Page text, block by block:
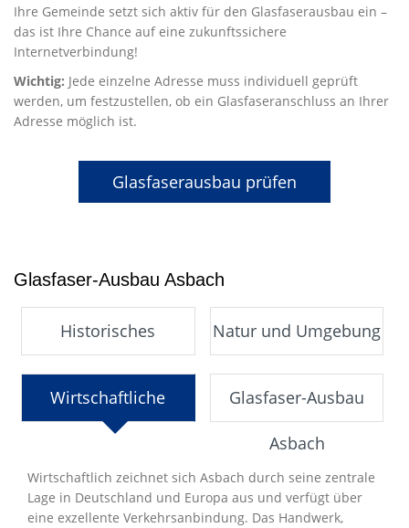
Ihre Gemeinde setzt sich aktiv für den Glasfaserausbau ein –
das ist Ihre Chance auf eine zukunftssichere
Internetverbindung!
Wichtig: Jede einzelne Adresse muss individuell geprüft
werden, um festzustellen, ob ein Glasfaseranschluss an Ihrer
Adresse möglich ist.
Glasfaserausbau prüfen
Glasfaser-Ausbau Asbach
Historisches Natur und Umgebung
Wirtschaftliche Glasfaser-Ausbau
Asbach
Wirtschaftlich zeichnet sich Asbach durch seine zentrale
Lage in Deutschland und Europa aus und verfügt über
eine exzellente Verkehrsanbindung. Das Handwerk,